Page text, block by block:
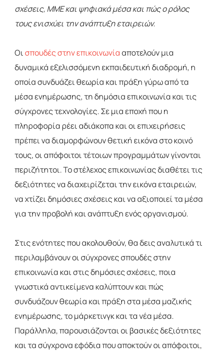
σχέσεις, ΜΜΕ και ψηφιακά μέσα και πώς ο ρόλος
τους ενισχύει την ανάπτυξη εταιρειών.
Οισπουδές στην επικοινωνίααποτελούν μια
δυναμικά εξελισσόμενη εκπαιδευτική διαδρομή, η
οποία συνδυάζει θεωρία και πράξη γύρω από τα
μέσα ενημέρωσης, τη δημόσια επικοινωνία και τις
σύγχρονες τεχνολογίες. Σε μια εποχή που η
πληροφορία ρέει αδιάκοπα και οι επιχειρήσεις
πρέπει να διαμορφώνουν θετική εικόνα στο κοινό
τους, οι απόφοιτοι τέτοιων προγραμμάτων γίνονται
περιζήτητοι. Το στέλεχος επικοινωνίας διαθέτει τις
δεξιότητες να διαχειρίζεται την εικόνα εταιρειών,
να χτίζει δημόσιες σχέσεις και να αξιοποιεί τα μέσα
για την προβολή και ανάπτυξη ενός οργανισμού.
Στις ενότητες που ακολουθούν, θα δεις αναλυτικά τι
περιλαμβάνουν οι σύγχρονες σπουδές στην
επικοινωνία και στις δημόσιες σχέσεις, ποια
γνωστικά αντικείμενα καλύπτουν και πώς
συνδυάζουν θεωρία και πράξη στα μέσα μαζικής
ενημέρωσης, το μάρκετινγκ και τα νέα μέσα.
Παράλληλα, παρουσιάζονται οι βασικές δεξιότητες
και τα σύγχρονα εφόδια που αποκτούν οι απόφοιτοι,